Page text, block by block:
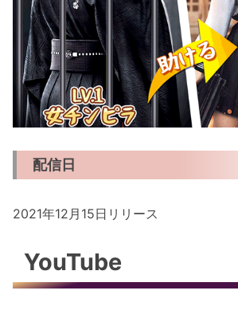
配信日
2021年12月15日リリース
YouTube